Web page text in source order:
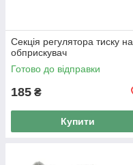
Секція регулятора тиску на
обприскувач
Готово до відправки
185 ₴
Купити